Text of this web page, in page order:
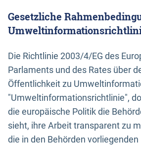
Gesetzliche
Die Richtlinie 2003/4/EG des
Parlaments und des Rates über
Öffentlichkeit zu
"Umweltinformationsrichtlinie",
die europäische Politik die
sieht, ihre Arbeit transparent zu
die in den Behörden vorliegenden